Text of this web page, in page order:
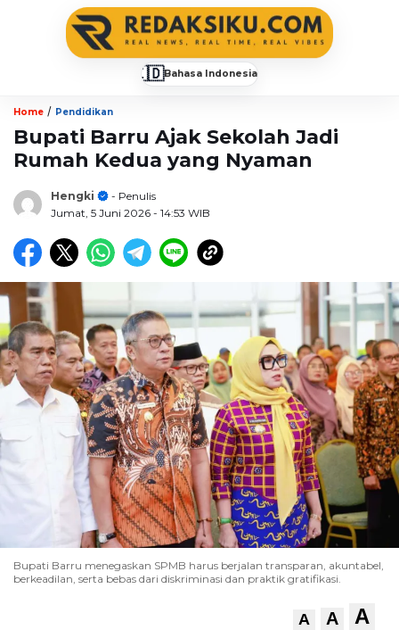
🇮🇩Bahasa Indonesia
Home / Pendidikan
Bupati Barru Ajak Sekolah Jadi
Rumah Kedua yang Nyaman
Hengki
- Penulis
Jumat, 5 Juni 2026 - 14:53 WIB
Bupati Barru menegaskan SPMB harus berjalan transparan, akuntabel,
berkeadilan, serta bebas dari diskriminasi dan praktik gratifikasi.
A A A